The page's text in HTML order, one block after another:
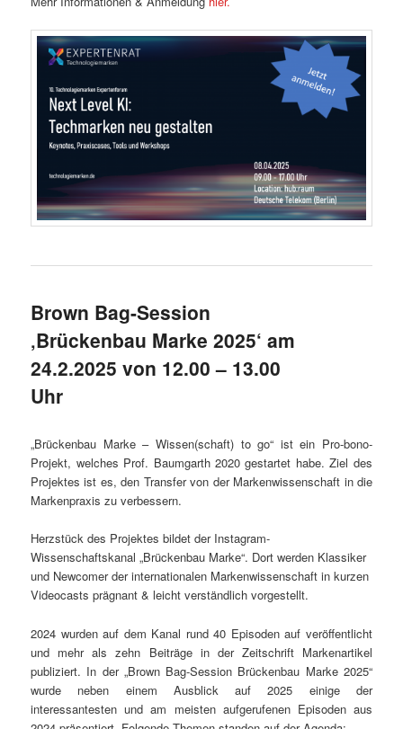
Brown Bag-Session
‚Brückenbau Marke 2025‘ am
24.2.2025 von 12.00 – 13.00
Uhr
„Brückenbau Marke – Wissen(schaft) to go“ ist ein Pro-bono-
Projekt, welches Prof. Baumgarth 2020 gestartet habe. Ziel des
Projektes ist es, den Transfer von der Markenwissenschaft in die
Markenpraxis zu verbessern.
Herzstück des Projektes bildet der Instagram-
Wissenschaftskanal „Brückenbau Marke“. Dort werden Klassiker
und Newcomer der internationalen Markenwissenschaft in kurzen
Videocasts prägnant & leicht verständlich vorgestellt.
2024 wurden auf dem Kanal rund 40 Episoden auf veröffentlicht
und mehr als zehn Beiträge in der Zeitschrift Markenartikel
publiziert. In der „Brown Bag-Session Brückenbau Marke 2025“
wurde neben einem Ausblick auf 2025 einige der
interessantesten und am meisten aufgerufenen Episoden aus